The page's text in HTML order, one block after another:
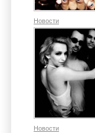
Новости
Новости